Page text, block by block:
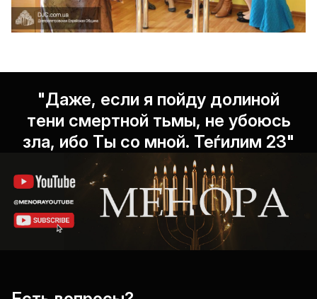
"Даже, если я пойду долиной
тени смертной тьмы, не убоюсь
зла, ибо Ты со мной. Теѓилим 23"